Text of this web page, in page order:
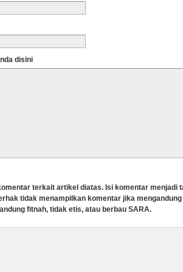
disini
terkait artikel diatas. Isi komentar menjadi
tidak menampilkan komentar jika
fitnah, tidak etis, atau berbau SARA.